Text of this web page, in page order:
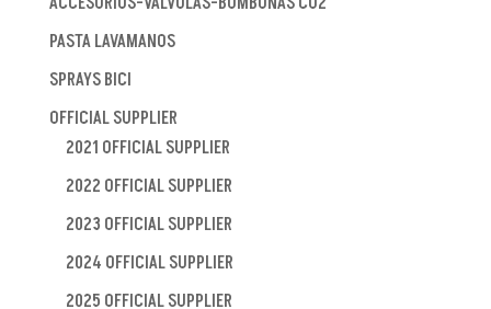
PASTA LAVAMANOS
SPRAYS BICI
OFFICIAL SUPPLIER
2021 OFFICIAL SUPPLIER
2022 OFFICIAL SUPPLIER
2023 OFFICIAL SUPPLIER
2024 OFFICIAL SUPPLIER
2025 OFFICIAL SUPPLIER